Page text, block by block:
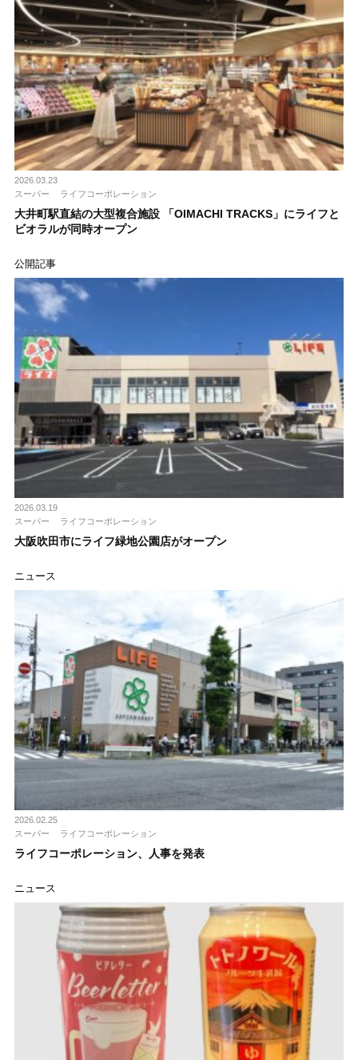
2026.03.23
スーパー
ライフコーポレーション
大井町駅直結の大型複合施設 「OIMACHI TRACKS」にライフと
ビオラルが同時オープン
公開記事
2026.03.19
スーパー
ライフコーポレーション
大阪吹田市にライフ緑地公園店がオープン
ニュース
2026.02.25
スーパー
ライフコーポレーション
ライフコーポレーション、人事を発表
ニュース